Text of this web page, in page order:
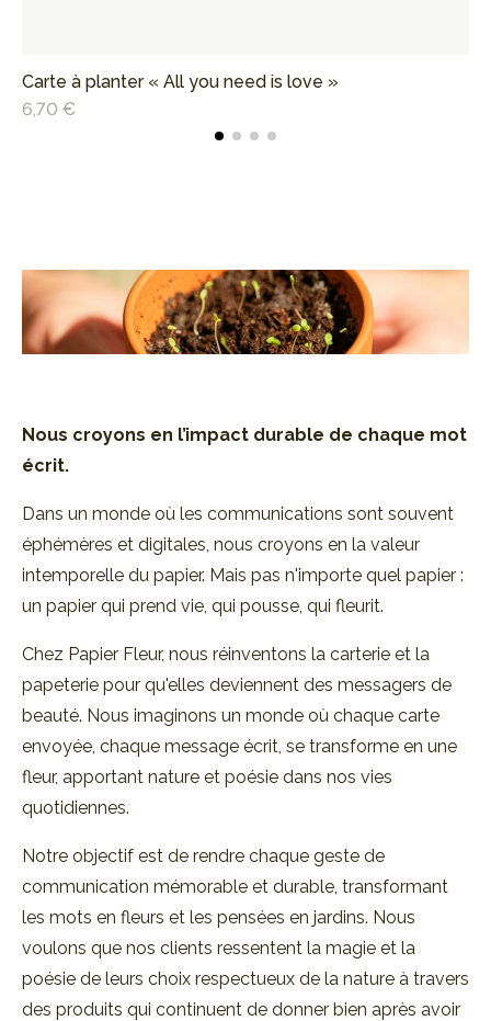
Carte à planter « All you need is love »
6,70 €
Nous croyons en l’impact durable de chaque mot
écrit.
Dans un monde où les communications sont souvent
éphémères et digitales, nous croyons en la valeur
intemporelle du papier. Mais pas n'importe quel papier :
un papier qui prend vie, qui pousse, qui fleurit.
Chez Papier Fleur, nous réinventons la carterie et la
papeterie pour qu'elles deviennent des messagers de
beauté. Nous imaginons un monde où chaque carte
envoyée, chaque message écrit, se transforme en une
fleur, apportant nature et poésie dans nos vies
quotidiennes.
Notre objectif est de rendre chaque geste de
communication mémorable et durable, transformant
les mots en fleurs et les pensées en jardins. Nous
voulons que nos clients ressentent la magie et la
poésie de leurs choix respectueux de la nature à travers
des produits qui continuent de donner bien après avoir